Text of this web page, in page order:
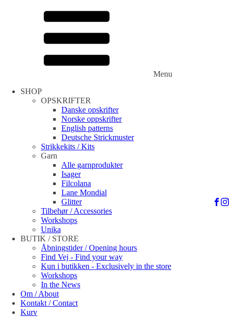
Menu
SHOP
OPSKRIFTER
Danske opskrifter
Norske oppskrifter
English patterns
Deutsche Strickmuster
Strikkekits / Kits
Garn
Alle garnprodukter
Isager
Filcolana
Lane Mondial
Glitter
Tilbehør / Accessories
Workshops
Unika
BUTIK / STORE
Åbningstider / Opening hours
Find Vej - Find your way
Kun i butikken - Exclusively in the store
Workshops
In the News
Om / About
Kontakt / Contact
Kurv